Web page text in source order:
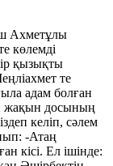
Ахметұлы
көлемді
қызықты
те
адам болған
жақын досының
келіп, сәлем
-Атаң
кісі. Ел ішінде: